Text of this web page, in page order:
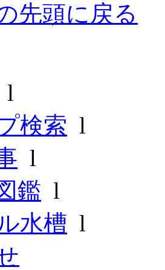
先頭に戻る
l
検索 l
l
鑑 l
水槽 l